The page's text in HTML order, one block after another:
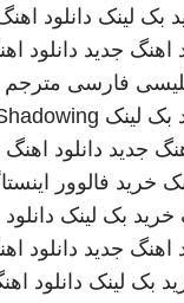
بک لینک دانلود
اهنگ جدید دانلود
فارسی
بک لینک
جدید دانلود
خرید فالوور
خرید بک لینک
اهنگ جدید دانلود
بک لینک دانلود